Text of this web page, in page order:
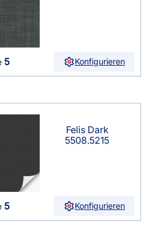
5 Konfigurieren
Felis Dark
5508.5215
5 Konfigurieren